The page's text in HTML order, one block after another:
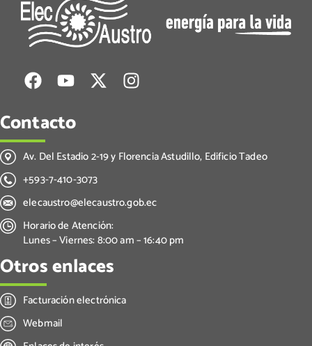
Contacto
Av. Del Estadio 2-19 y Florencia Astudillo, Edificio Tadeo
+593-7-410-3073
elecaustro@elecaustro.gob.ec
Horario de Atención:
Lunes – Viernes: 8:00 am – 16:40 pm
Otros enlaces
Facturación electrónica
Webmail